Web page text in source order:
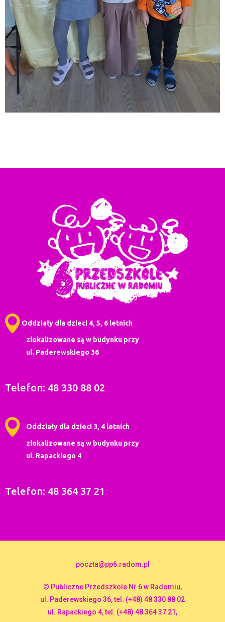
Oddziały dla dzieci 4, 5, 6 letnich
zlokalizowane są w budynku przy
ul. Paderewskiego 36
Telefon: 48 330 88 02
Oddziały dla dzieci 3, 4 letnich
zlokalizowane są w budynku przy
ul. Rapackiego 4
Telefon: 48 364 37 21
poczta@pp6.radom.pl
© Publiczne Przedszkole Nr 6 w Radomiu,
ul. Paderewskiego 36, tel. (+48) 48 330 88 02
ul. Rapackiego 4, tel. (+48) 48 364 37 21,